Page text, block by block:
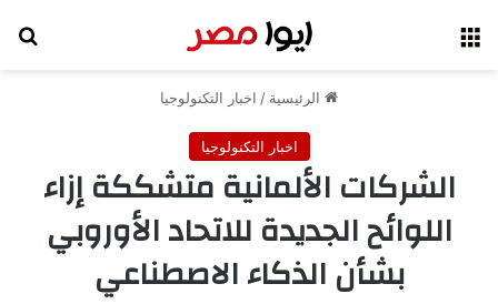
الرئيسية / اخبار التكنولوجيا
اخبار التكنولوجيا
الشركات الألمانية متشككة إزاء
اللوائح الجديدة للاتحاد الأوروبي
بشأن الذكاء الاصطناعي